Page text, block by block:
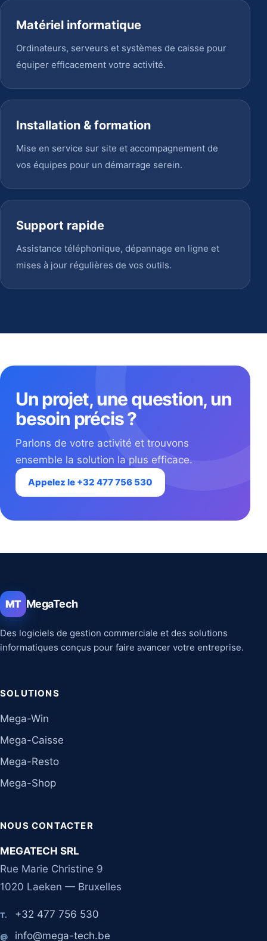
Matériel informatique
Ordinateurs, serveurs et systèmes de caisse pour
équiper efficacement votre activité.
Installation & formation
Mise en service sur site et accompagnement de
vos équipes pour un démarrage serein.
Support rapide
Assistance téléphonique, dépannage en ligne et
mises à jour régulières de vos outils.
Un projet, une question, un
besoin précis ?
Parlons de votre activité et trouvons
ensemble la solution la plus efficace.
Appelez le +32 477 756 530
MT MegaTech
Des logiciels de gestion commerciale et des solutions
informatiques conçus pour faire avancer votre entreprise.
SOLUTIONS
Mega-Win
Mega-Caisse
Mega-Resto
Mega-Shop
NOUS CONTACTER
MEGATECH SRL
Rue Marie Christine 9
1020 Laeken — Bruxelles
T. +32 477 756 530
@ info@mega-tech.be